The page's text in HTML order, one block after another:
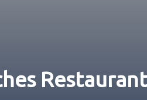
Restaurant